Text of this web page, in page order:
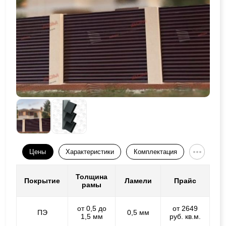
Цены Характеристики Комплектация
Покрытие
Толщина
рамы
Ламели Прайс
ПЭ
от 0,5 до
1,5 мм
0,5 мм
от 2649
руб. кв.м.